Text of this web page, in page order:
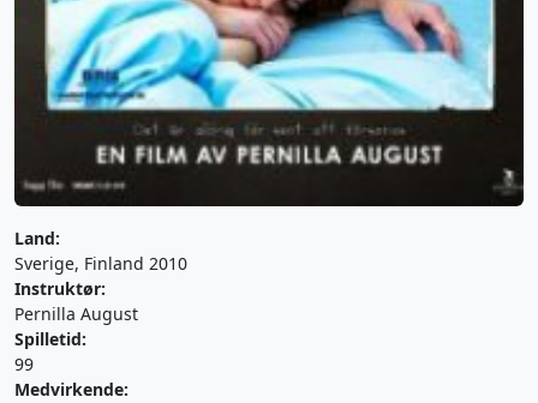
Land:
Sverige, Finland 2010
Instruktør:
Pernilla August
Spilletid:
99
Medvirkende: